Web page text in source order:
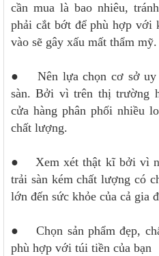
cần mua là bao nhiêu,
phải cắt bớt để phù hợp với
vào sẽ gây xấu mất thẩm mỹ.
● Nên lựa chọn cơ sở uy
sàn. Bởi vì trên thị trường
cửa hàng phân phối nhiều
chất lượng.
● Xem xét thật kĩ bởi vì
trải sàn kém chất lượng có
lớn đến sức khỏe của cả gia
● Chọn sản phẩm đẹp,
phù hợp với túi tiền của bạn